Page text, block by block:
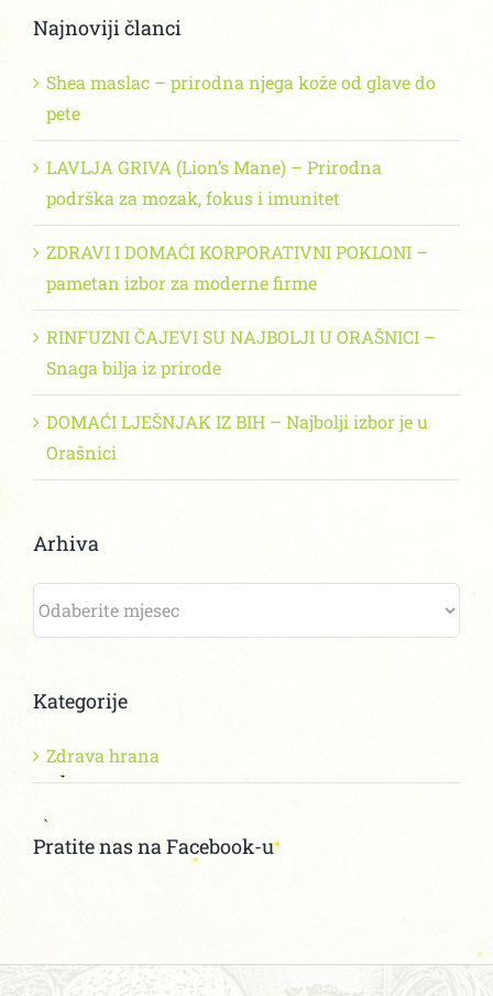
Najnoviji članci
Shea maslac – prirodna njega kože od glave do
pete
LAVLJA GRIVA (Lion’s Mane) – Prirodna
podrška za mozak, fokus i imunitet
ZDRAVI I DOMAĆI KORPORATIVNI POKLONI –
pametan izbor za moderne firme
RINFUZNI ČAJEVI SU NAJBOLJI U ORAŠNICI –
Snaga bilja iz prirode
DOMAĆI LJEŠNJAK IZ BIH – Najbolji izbor je u
Orašnici
Arhiva
Kategorije
Zdrava hrana
Pratite nas na Facebook-u